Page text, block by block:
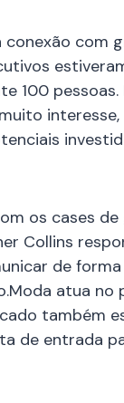
com
100
os cases de
Collins
de
atua
também
de entrada